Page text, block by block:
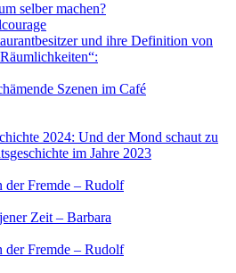
selber machen?
und ihre Definition von
Szenen im Café
2024: Und der Mond schaut zu
im Jahre 2023
der Fremde – Rudolf
Zeit – Barbara
der Fremde – Rudolf